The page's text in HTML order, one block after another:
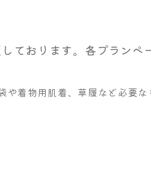
ております。各プランペ
や着物用肌着、草履など必要